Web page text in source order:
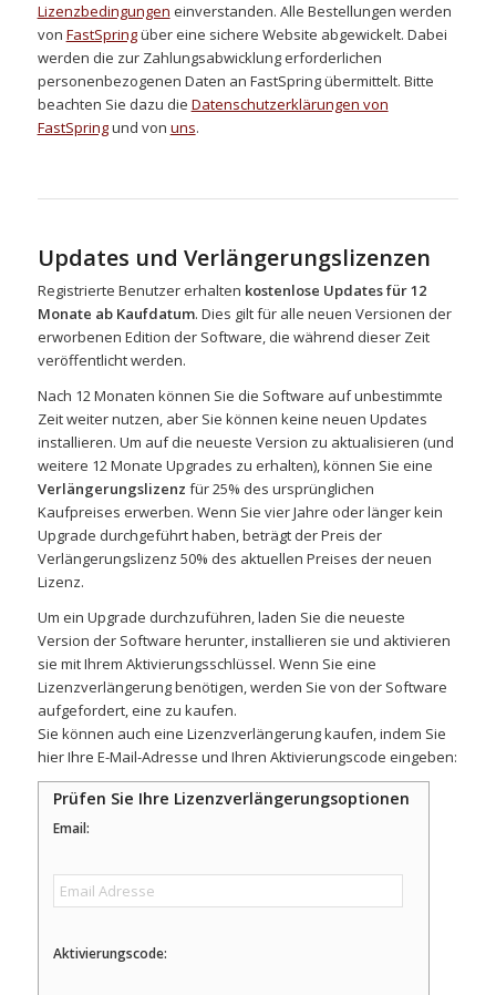
Lizenzbedingungen einverstanden. Alle Bestellungen werden
von FastSpringüber eine sichere Website abgewickelt. Dabei
werden die zur Zahlungsabwicklung erforderlichen
personenbezogenen Daten an FastSpring übermittelt. Bitte
beachten Sie dazu die Datenschutzerklärungen von
FastSpringund von uns.
Updates und Verlängerungslizenzen
Registrierte Benutzer erhalten kostenlose Updates für 12
Monate ab Kaufdatum. Dies gilt für alle neuen Versionen der
erworbenen Edition der Software, die während dieser Zeit
veröffentlicht werden.
Nach 12 Monaten können Sie die Software auf unbestimmte
Zeit weiter nutzen, aber Sie können keine neuen Updates
installieren. Um auf die neueste Version zu aktualisieren (und
weitere 12 Monate Upgrades zu erhalten), können Sie eine
Verlängerungslizenz für 25% des ursprünglichen
Kaufpreises erwerben. Wenn Sie vier Jahre oder länger kein
Upgrade durchgeführt haben, beträgt der Preis der
Verlängerungslizenz 50% des aktuellen Preises der neuen
Lizenz.
Um ein Upgrade durchzuführen, laden Sie die neueste
Version der Software herunter, installieren sie und aktivieren
sie mit Ihrem Aktivierungsschlüssel. Wenn Sie eine
Lizenzverlängerung benötigen, werden Sie von der Software
aufgefordert, eine zu kaufen.
Sie können auch eine Lizenzverlängerung kaufen, indem Sie
hier Ihre E-Mail-Adresse und Ihren Aktivierungscode eingeben:
Prüfen Sie Ihre Lizenzverlängerungsoptionen
Email:
Aktivierungscode: